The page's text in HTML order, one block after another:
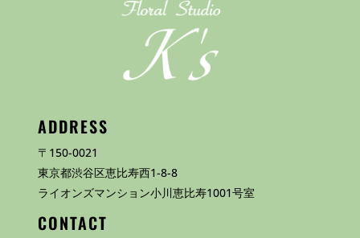
ADDRESS
〒150-0021
東京都渋谷区恵比寿西1-8-8
ライオンズマンション小川恵比寿1001号室
CONTACT